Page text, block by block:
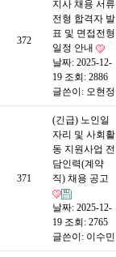
372
지사 채용 서류
전형 합격자 발
표 및 면접전형
일정 안내
날짜: 2025-12-
19 조회: 2886
글쓴이: 오현정
371
(긴급) 노인일
자리 및 사회활
동 지원사업 전
담인력(계약
직) 채용 공고
날짜: 2025-12-
19 조회: 2765
글쓴이: 이수민